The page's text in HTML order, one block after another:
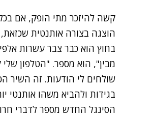
קשה להיזכר מתי הופק, אם
הוצגה בצורה אותנטית
בחוץ הוא כבר צבר עשרות
מבין", הוא מספר. "הטלפון
שולחים לי הודעות. זה השיר
בגידות ולהביא משהו אותנטי
הסינגל החדש מספר לדברי